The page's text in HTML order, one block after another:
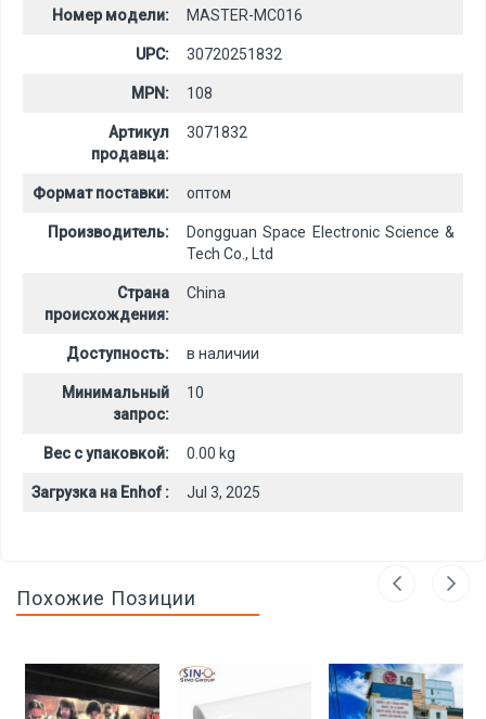
Номер модели: MASTER-MC016
UPC: 30720251832
MPN: 108
Артикул
продавца:
3071832
Формат поставки: оптом
Производитель:
Dongguan Space Electronic Science &
Tech Co., Ltd
Страна
происхождения:
China
Доступность: в наличии
Минимальный
запрос:
10
Вес с упаковкой: 0.00 kg
Загрузка на Enhof : Jul 3, 2025
Похожие Позиции